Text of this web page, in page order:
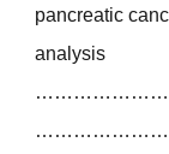
pancreatic
analysis